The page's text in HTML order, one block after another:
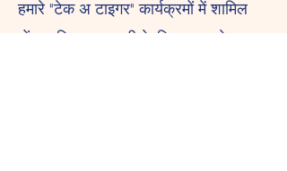
हमारे "टेक अ टाइगर" कार्यक्रमों में शामिल
हों। अधिक जानकारी के लिए हमारा
फेसबुक